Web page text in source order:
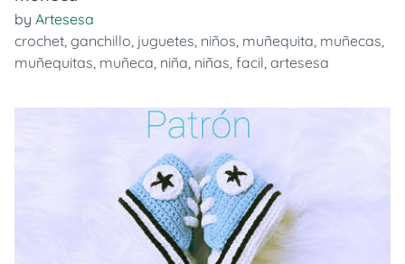
by Artesesa
crochet, ganchillo, juguetes, niños, muñequita, muñecas,
muñequitas, muñeca, niña, niñas, facil, artesesa